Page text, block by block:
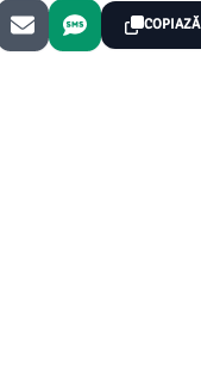
COPIAZĂ